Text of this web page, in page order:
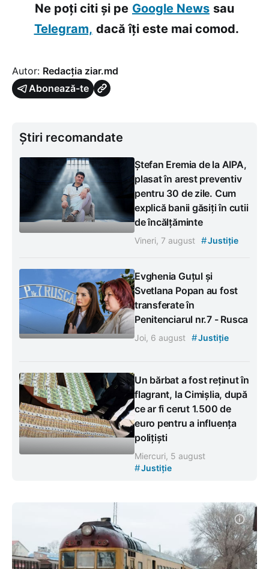
Ne poți citi și pe Google News sau
Telegram, dacă îți este mai comod.
Autor: Redacția ziar.md
Abonează-te
Știri recomandate
Ștefan Eremia de la AIPA,
plasat în arest preventiv
pentru 30 de zile. Cum
explică banii găsiți în cutii
de încălțăminte
Vineri, 7 august #Justiție
Evghenia Guțul și
Svetlana Popan au fost
transferate în
Penitenciarul nr.7 - Rusca
Joi, 6 august #Justiție
Un bărbat a fost reținut în
flagrant, la Cimișlia, după
ce ar fi cerut 1.500 de
euro pentru a influența
polițiști
Miercuri, 5 august
#Justiție